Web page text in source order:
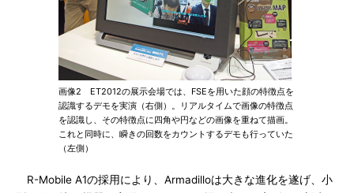
画像2 ET2012の展示会場では、FSEを用いた顔の特徴点を
認識するデモを実演（右側）。リアルタイムで画像の特徴点
を認識し、その特徴点に四角や円などの画像を重ねて描画。
これと同時に、瞬きの回数をカウントするデモも行っていた
（左側）
R-Mobile A1の採用により、Armadilloは大きな進化を遂げ、小